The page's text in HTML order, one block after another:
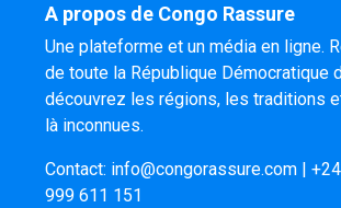
A propos de Congo Rassure
Une plateforme et un média en ligne.
de toute la République Démocratique
découvrez les régions, les traditions
là inconnues.
Contact: info@congorassure.com
999 611 151